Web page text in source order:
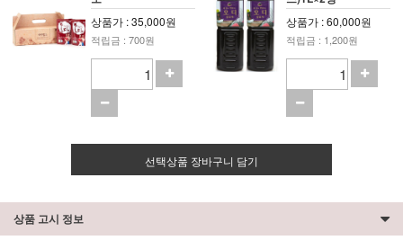
상품가 : 35,000원
적립금 : 700원
상품가 : 60,000원
적립금 : 1,200원
선택상품 장바구니 담기
상품 고시 정보